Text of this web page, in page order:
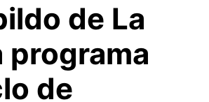
de La
programa
de